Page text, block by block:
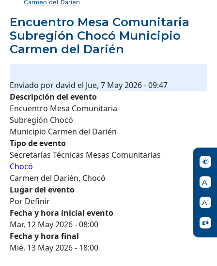
Carmen del Darién
Encuentro Mesa Comunitaria
Subregión Chocó Municipio
Carmen del Darién
Enviado pordavid el Jue, 7 May 2026 - 09:47
Descripción del evento
Encuentro Mesa Comunitaria
Subregión Chocó
Municipio Carmen del Darién
Tipo de evento
Secretarías Técnicas Mesas Comunitarias
Chocó
Carmen del Darién, Chocó
Lugar del evento
Por Definir
Fecha y hora inicial evento
Mar, 12 May 2026 - 08:00
Fecha y hora final
Mié, 13 May 2026 - 18:00